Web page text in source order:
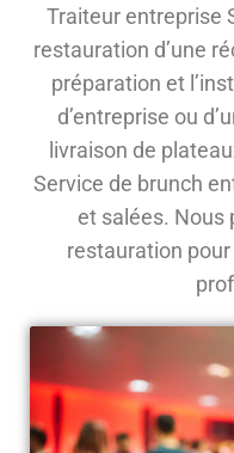
Traiteur entreprise
restauration d’une
préparation et
d’entreprise ou
livraison de
Service de brunch
et salées. Nous
restauration